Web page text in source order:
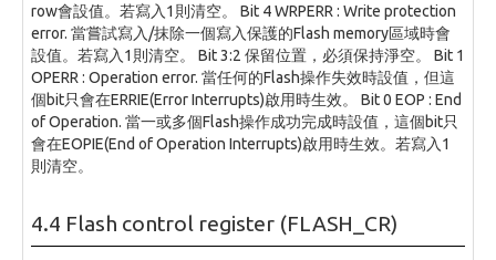
row會設值。若寫入1則清空。 Bit 4 WRPERR : Write protection
error. 當嘗試寫入/抹除一個寫入保護的Flash memory區域時會
設值。若寫入1則清空。 Bit 3:2 保留位置，必須保持淨空。 Bit 1
OPERR : Operation error. 當任何的Flash操作失效時設值，但這
個bit只會在ERRIE(Error Interrupts)啟用時生效。 Bit 0 EOP : End
of Operation. 當一或多個Flash操作成功完成時設值，這個bit只
會在EOPIE(End of Operation Interrupts)啟用時生效。若寫入1
則清空。
4.4 Flash control register (FLASH_CR)